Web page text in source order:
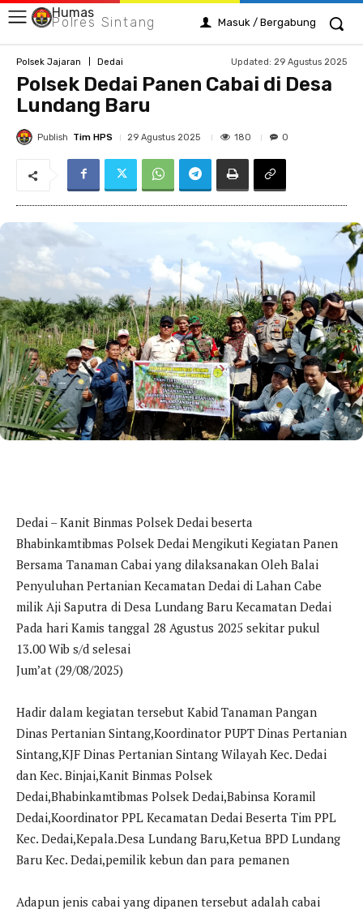
Humas
Polres Sintang Masuk / Bergabung
Polsek Jajaran Dedai Updated: 29 Agustus 2025
Polsek Dedai Panen Cabai di Desa
Lundang Baru
Publish Tim HPS 29 Agustus 2025 180 0
Dedai – Kanit Binmas Polsek Dedai beserta
Bhabinkamtibmas Polsek Dedai Mengikuti Kegiatan Panen
Bersama Tanaman Cabai yang dilaksanakan Oleh Balai
Penyuluhan Pertanian Kecamatan Dedai di Lahan Cabe
milik Aji Saputra di Desa Lundang Baru Kecamatan Dedai
Pada hari Kamis tanggal 28 Agustus 2025 sekitar pukul
13.00 Wib s/d selesai
Jum’at (29/08/2025)
Hadir dalam kegiatan tersebut Kabid Tanaman Pangan
Dinas Pertanian Sintang,Koordinator PUPT Dinas Pertanian
Sintang,KJF Dinas Pertanian Sintang Wilayah Kec. Dedai
dan Kec. Binjai,Kanit Binmas Polsek
Dedai,Bhabinkamtibmas Polsek Dedai,Babinsa Koramil
Dedai,Koordinator PPL Kecamatan Dedai Beserta Tim PPL
Kec. Dedai,Kepala.Desa Lundang Baru,Ketua BPD Lundang
Baru Kec. Dedai,pemilik kebun dan para pemanen
Adapun jenis cabai yang dipanen tersebut adalah cabai